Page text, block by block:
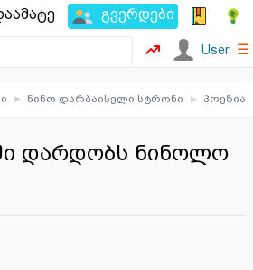
გვერდები
User ☰
▸ ნინო დარბაისელი სტრონი ▸ პოეზია
დარდობს ნინოლო